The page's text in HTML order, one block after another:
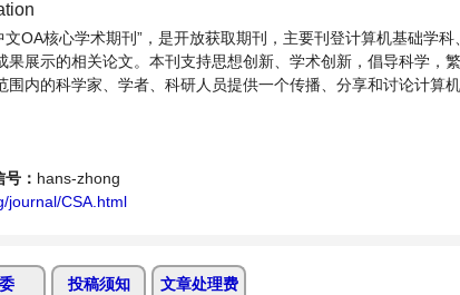
文OA核心学术期刊”，是开放获取期刊，主要刊登计算机基础学
果展示的相关论文。本刊支持思想创新、学术创新，倡导科学，
内的科学家、学者、科研人员提供一个传播、分享和讨论计算机
： hans-zhong
journal/CSA.html
投稿须知 文章处理费